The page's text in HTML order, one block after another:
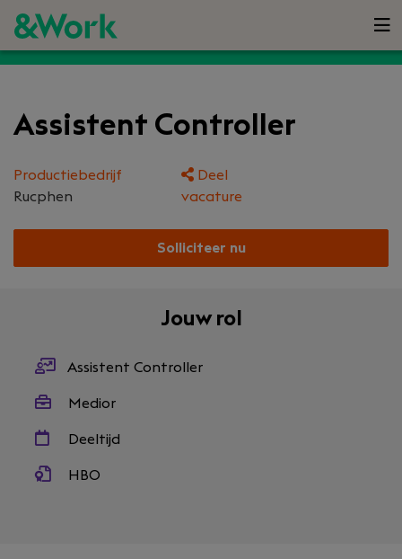
Assistent Controller
Productiebedrijf
Rucphen
Deel
vacature
Solliciteer nu
Jouw rol
Assistent Controller
Medior
Deeltijd
HBO